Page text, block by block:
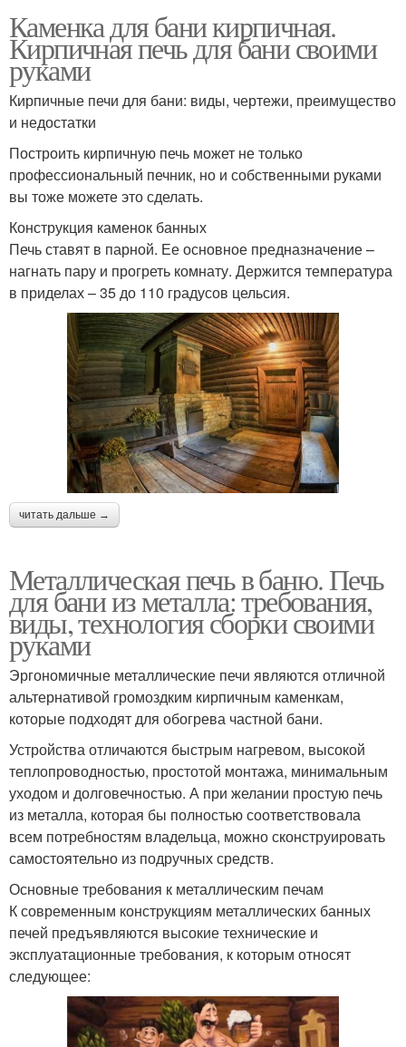
Каменка для бани кирпичная.
Кирпичная печь для бани своими
руками
Кирпичные печи для бани: виды, чертежи, преимущество
и недостатки
Построить кирпичную печь может не только
профессиональный печник, но и собственными руками
вы тоже можете это сделать.
Конструкция каменок банных
Печь ставят в парной. Ее основное предназначение –
нагнать пару и прогреть комнату. Держится температура
в приделах – 35 до 110 градусов цельсия.
читать дальше →
Металлическая печь в баню. Печь
для бани из металла: требования,
виды, технология сборки своими
руками
Эргономичные металлические печи являются отличной
альтернативой громоздким кирпичным каменкам,
которые подходят для обогрева частной бани.
Устройства отличаются быстрым нагревом, высокой
теплопроводностью, простотой монтажа, минимальным
уходом и долговечностью. А при желании простую печь
из металла, которая бы полностью соответствовала
всем потребностям владельца, можно сконструировать
самостоятельно из подручных средств.
Основные требования к металлическим печам
К современным конструкциям металлических банных
печей предъявляются высокие технические и
эксплуатационные требования, к которым относят
следующее: